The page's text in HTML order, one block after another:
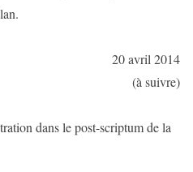
20 avril 2014
(à suivre)
dans le post-scriptum de la